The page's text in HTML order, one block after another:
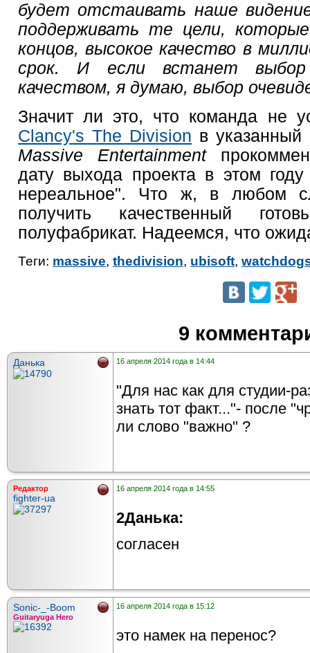
будет отстаивать наше
поддерживать те цели,
концов, высокое качество в
срок. И если встанет
качеством, я думаю, выбор
Значит ли это, что команда не
Clancy's The Division в указанный
Massive Entertainment
дату выхода проекта в этом
нереальное". Что ж, в любом
получить качественный
полуфабрикат. Надеемся, что
Теги: massive, thedivision, ubisoft,
9
Данька 16 апреля 2014 года в 14:44
"Для нас как для студии-
знать тот факт..."- после
ли слово "важно" ?
Редактор
fighter-ua
16 апреля 2014 года в 14:55
2Данька:
согласен
Sonic-_-Boom
Guitaryuga Hero
16 апреля 2014 года в 15:12
это намек на перенос?